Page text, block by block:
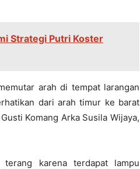
Strategi Putri Koster
arah di tempat larangan
dari arah timur ke barat
Komang Arka Susila Wijaya,
karena terdapat lampu